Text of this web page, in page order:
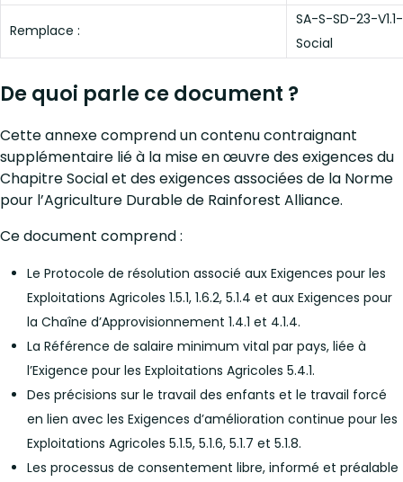
Remplace :
SA-S-SD-23-
Social
De quoi parle ce document ?
Cette annexe comprend un contenu contraignant
supplémentaire lié à la mise en œuvre des exigences du
Chapitre Social et des exigences associées de la Norme
pour l’Agriculture Durable de Rainforest Alliance.
Ce document comprend :
Le Protocole de résolution associé aux Exigences pour les
Exploitations Agricoles 1.5.1, 1.6.2, 5.1.4 et aux Exigences pour
la Chaîne d’Approvisionnement 1.4.1 et 4.1.4.
La Référence de salaire minimum vital par pays, liée à
l’Exigence pour les Exploitations Agricoles 5.4.1.
Des précisions sur le travail des enfants et le travail forcé
en lien avec les Exigences d’amélioration continue pour les
Exploitations Agricoles 5.1.5, 5.1.6, 5.1.7 et 5.1.8.
Les processus de consentement libre, informé et préalable